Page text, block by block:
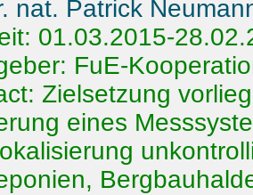
nat. Patrick
01.03.2015-
FuE-
Zielsetzung
eines